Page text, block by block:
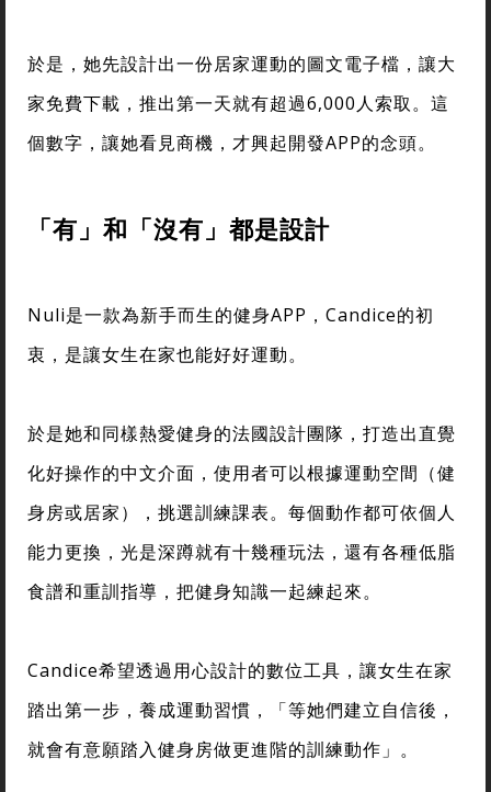
於是，她先設計出一份居家運動的圖文電子檔，讓大
家免費下載，推出第一天就有超過6,000人索取。這
個數字，讓她看見商機，才興起開發APP的念頭。
「有」和「沒有」都是設計
Nuli是一款為新手而生的健身APP，Candice的初
衷，是讓女生在家也能好好運動。
於是她和同樣熱愛健身的法國設計團隊，打造出直覺
化好操作的中文介面，使用者可以根據運動空間（健
身房或居家），挑選訓練課表。每個動作都可依個人
能力更換，光是深蹲就有十幾種玩法，還有各種低脂
食譜和重訓指導，把健身知識一起練起來。
Candice希望透過用心設計的數位工具，讓女生在家
踏出第一步，養成運動習慣，「等她們建立自信後，
就會有意願踏入健身房做更進階的訓練動作」。